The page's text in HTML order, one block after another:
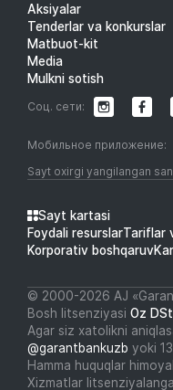
Aksiyalar
Tenderlar va konkurslar
Matbuot-kit
Media
Mulkni sotish
Sayt oxirgi yangilangan
Мобильное приложение:
Соц. сети:
Sayt kartasi
Foydali resurslarTariflar
Korporativ boshqaruv
© 2000-2026 АJ
Bosh litsenziyasi Oz
Agar siz xatolikni
@garantbankuzb yoki
Hamma huquqlar
Xizmatlar